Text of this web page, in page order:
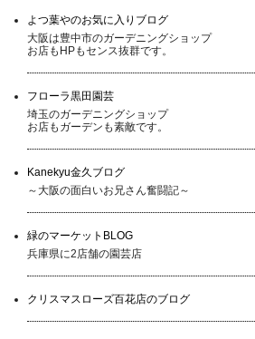
よつ葉やのお気に入りブログ
大阪は豊中市のガーデニングショップ
お店もHPもセンス抜群です。
フローラ黒田園芸
埼玉のガーデニングショップ
お店もガーデンも素敵です。
Kanekyu金久ブログ
～大阪の面白いお兄さん奮闘記～
緑のマーケットBLOG
兵庫県に2店舗の園芸店
クリスマスローズ百花店のブログ